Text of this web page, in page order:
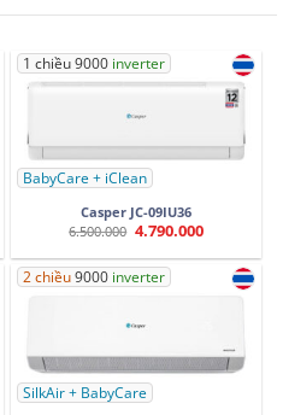
1 chiều 9000 inverter
BabyCare + iClean
Casper JC-09IU36
6.500.000 Giá
là:
6.500.000.
4.790.000Giá
tại
4.790.000.
2 chiều9000 inverter
SilkAir + BabyCare